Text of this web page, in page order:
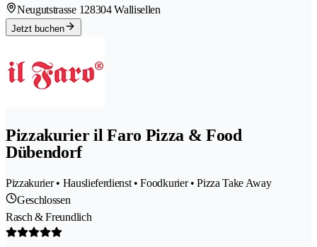
Neugutstrasse 128304 Wallisellen
Jetzt buchen
Pizzakurier il Faro Pizza & Food
Dübendorf
Pizzakurier • Hauslieferdienst • Foodkurier • Pizza Take Away
Geschlossen
Rasch & Freundlich